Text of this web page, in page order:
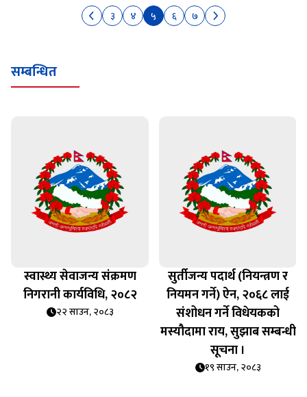
३ ४ ५ ६ ७
सम्बन्धित
स्वास्थ्य सेवाजन्य संक्रमण
निगरानी कार्यविधि, २०८२
२२ साउन, २०८३
सुर्तीजन्य पदार्थ (नियन्त्रण र
नियमन गर्ने) ऐन, २०६८ लाई
संशोधन गर्ने विधेयकको
मस्यौदामा राय, सुझाब सम्बन्धी
सूचना ।
१९ साउन, २०८३